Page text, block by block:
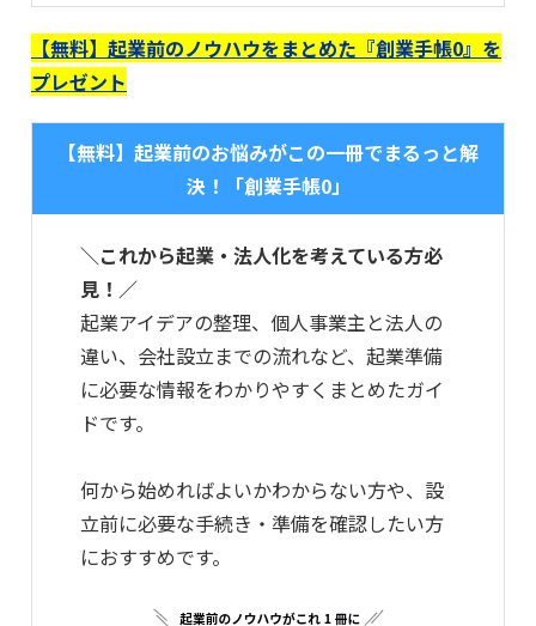
【無料】起業前のノウハウをまとめた『創業手帳0』を
プレゼント
【無料】起業前のお悩みがこの一冊でまるっと解
決！「創業手帳0」
＼これから起業・法人化を考えている方必
見！／
起業アイデアの整理、個人事業主と法人の
違い、会社設立までの流れなど、起業準備
に必要な情報をわかりやすくまとめたガイ
ドです。
何から始めればよいかわからない方や、設
立前に必要な手続き・準備を確認したい方
におすすめです。